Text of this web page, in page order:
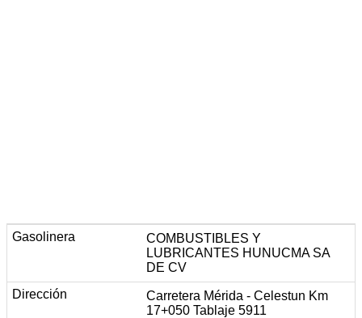
COMBUSTIBLES Y
LUBRICANTES HUNUCMA SA
DE CV
Carretera Mérida - Celestun Km
17+050 Tablaje 5911